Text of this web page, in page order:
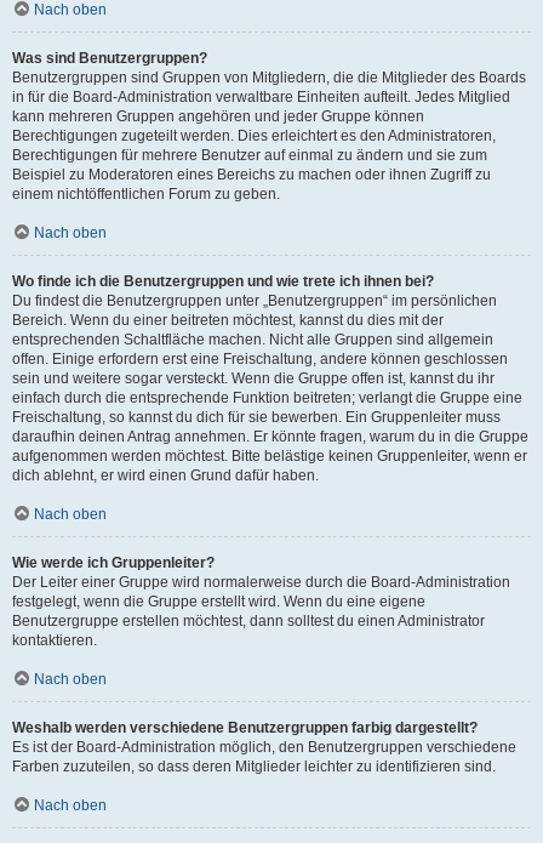
Nach oben
Was sind Benutzergruppen?
Benutzergruppen sind Gruppen von Mitgliedern, die die Mitglieder des Boards
in für die Board-Administration verwaltbare Einheiten aufteilt. Jedes Mitglied
kann mehreren Gruppen angehören und jeder Gruppe können
Berechtigungen zugeteilt werden. Dies erleichtert es den Administratoren,
Berechtigungen für mehrere Benutzer auf einmal zu ändern und sie zum
Beispiel zu Moderatoren eines Bereichs zu machen oder ihnen Zugriff zu
einem nichtöffentlichen Forum zu geben.
Nach oben
Wo finde ich die Benutzergruppen und wie trete ich ihnen bei?
Du findest die Benutzergruppen unter „Benutzergruppen“ im persönlichen
Bereich. Wenn du einer beitreten möchtest, kannst du dies mit der
entsprechenden Schaltfläche machen. Nicht alle Gruppen sind allgemein
offen. Einige erfordern erst eine Freischaltung, andere können geschlossen
sein und weitere sogar versteckt. Wenn die Gruppe offen ist, kannst du ihr
einfach durch die entsprechende Funktion beitreten; verlangt die Gruppe eine
Freischaltung, so kannst du dich für sie bewerben. Ein Gruppenleiter muss
daraufhin deinen Antrag annehmen. Er könnte fragen, warum du in die Gruppe
aufgenommen werden möchtest. Bitte belästige keinen Gruppenleiter, wenn er
dich ablehnt, er wird einen Grund dafür haben.
Nach oben
Wie werde ich Gruppenleiter?
Der Leiter einer Gruppe wird normalerweise durch die Board-Administration
festgelegt, wenn die Gruppe erstellt wird. Wenn du eine eigene
Benutzergruppe erstellen möchtest, dann solltest du einen Administrator
kontaktieren.
Nach oben
Weshalb werden verschiedene Benutzergruppen farbig dargestellt?
Es ist der Board-Administration möglich, den Benutzergruppen verschiedene
Farben zuzuteilen, so dass deren Mitglieder leichter zu identifizieren sind.
Nach oben